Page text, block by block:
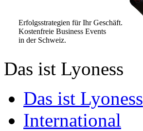
Erfolgsstrategien für Ihr Geschäft.
Kostenfreie Business Events
in der Schweiz.
Das ist Lyoness
Das ist Lyoness
International